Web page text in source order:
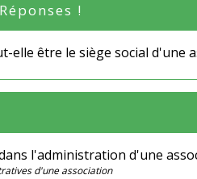
!
elle être le siège social d'une
l'administration d'une
d'une association